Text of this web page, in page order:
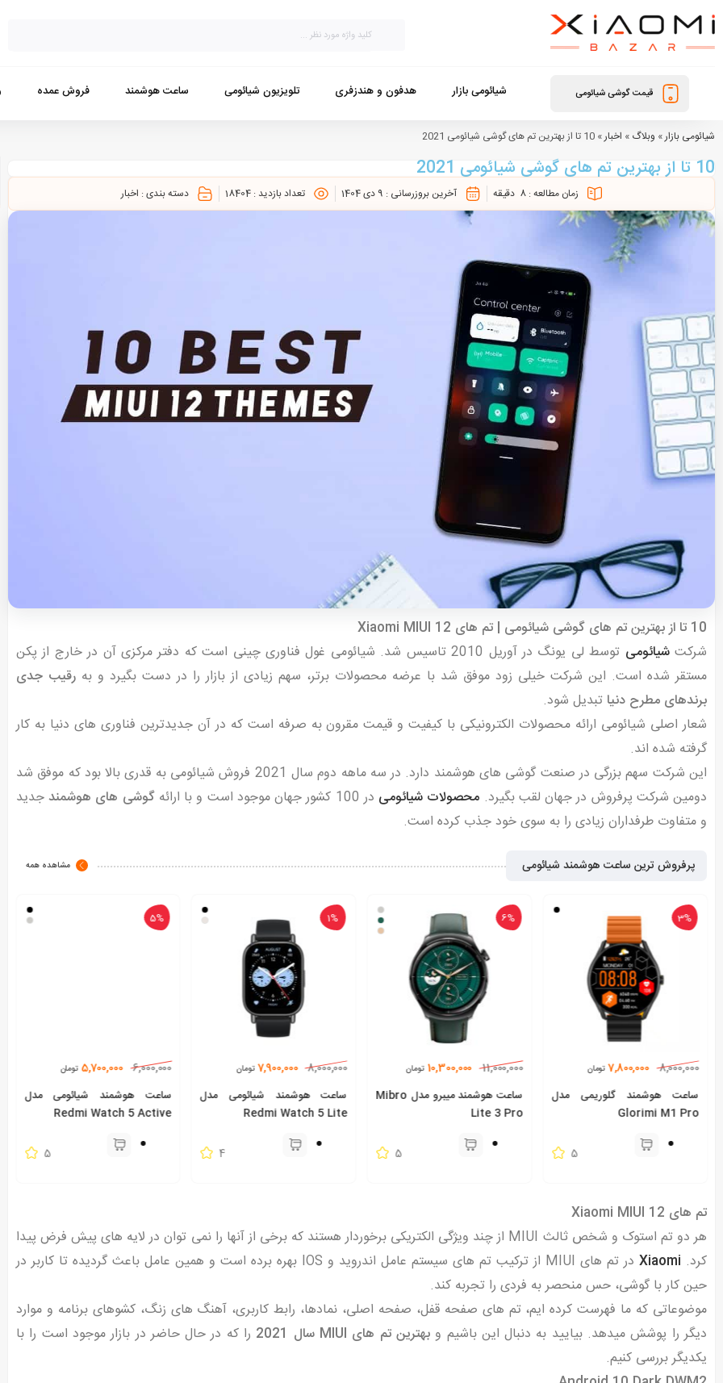
قیمت گوشی شیائومی شیائومی بازار هدفون و هندزفری تلویزیون شیائومی ساعت هوشمند فروش عمده
شیائومی بازار» وبلاگ » اخبار» 10 تا از بهترین تم های گوشی شیائومی 2021
10 تا از بهترین تم های گوشی شیائومی 2021
زمان مطالعه :8 دقیقه آخرین بروزرسانی : 9 دی 1404 تعداد بازدید :18404 دسته بندی : اخبار
10 تا از بهترین تم های گوشی شیائومی | تم های Xiaomi MIUI 12
شرکتشیائومی
توسط لی یونگ در آوریل 2010 تاسیس شد. شیائومی غول فناوری چینی است که دفتر مرکزی آن در خارج از پکن
مستقر شده است. این شرکت خیلی زود موفق شد با عرضه محصولات برتر، سهم زیادی از بازار را در دست بگیرد و به رقیب جدی
برندهای مطرح دنیا تبدیل شود.
شعار اصلی شیائومی ارائه محصولات الکترونیکی با کیفیت و قیمت مقرون به صرفه است که در آن جدیدترین فناوری های دنیا به کار
گرفته شده اند.
این شرکت سهم بزرگی در صنعت گوشی های هوشمند دارد. در سه ماهه دوم سال 2021 فروش شیائومی به قدری بالا بود که موفق شد
دومین شرکت پرفروش در جهان لقب بگیرد. محصولات شیائومی در 100 کشور جهان موجود است و با ارائه گوشی های هوشمندجدید
و متفاوت طرفداران زیادی را به سوی خود جذب کرده است.
پرفروش ترین ساعت هوشمند شیائومی مشاهده همه
3%
8,000,000
7,800,000 تومان
ساعت هوشمند گلوریمی مدل
Glorimi M1 Pro
5
6%
11,000,000
10,300,000 تومان
ساعت هوشمند میبرو مدل Mibro
Lite 3 Pro
5
1%
8,000,000
7,900,000 تومان
ساعت هوشمند شیائومی مدل
Redmi Watch 5 Lite
4
5%
6,000,000
5,700,000 تومان
ساعت هوشمند شیائومی مدل
Redmi Watch 5 Active
5
تم های Xiaomi MIUI 12
هر دو تم استوک و شخص ثالث MIUI از چند ویژگی الکتریکی برخوردار هستند که برخی از آنها را نمی توان در لایه های پیش فرض پیدا
کرد. Xiaomi
در تم های MIUI از ترکیب تم های سیستم عامل اندروید و IOS بهره برده است و همین عامل باعث گردیده تا کاربر در
حین کار با گوشی، حس منحصر به فردی را تجربه کند.
موضوعاتی که ما فهرست کرده ایم، تم های صفحه قفل، صفحه اصلی، نمادها، رابط کاربری، آهنگ های زنگ، کشوهای برنامه و موارد
دیگر را پوشش میدهد. بیایید به دنبال این باشیم وبهترین تم های MIUI سال 2021
را که در حال حاضر در بازار موجود است را با
یکدیگر بررسی کنیم.